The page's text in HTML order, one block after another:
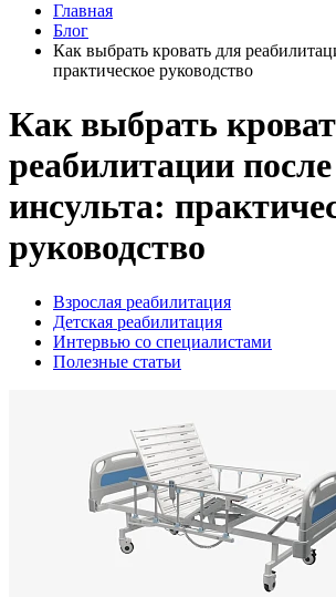
Главная
Блог
Как выбрать кровать для
практическое руководство
Как выбрать
реабилитации после
инсульта:
руководство
Взрослая реабилитация
Детская реабилитация
Интервью со специалистами
Полезные статьи